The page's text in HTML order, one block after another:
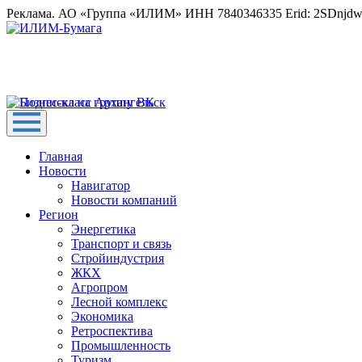
Реклама. АО «Группа «ИЛИМ» ИНН 7840346335 Erid:
Главная
Новости
Навигатор
Новости компаний
Регион
Энергетика
Транспорт и связь
Стройиндустрия
ЖКХ
Агропром
Лесной комплекс
Экономика
Ретроспектива
Промышленность